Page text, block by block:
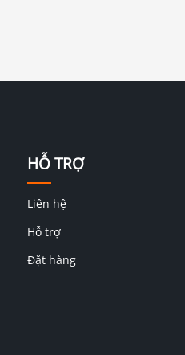
HỖ TRỢ
Liên hệ
Hỗ trợ
Đặt hàng